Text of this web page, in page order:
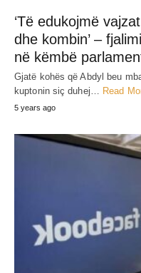
‘Të edukojmë
dhe kombin’ –
në këmbë
Gjatë kohës që Abdyl beu
kuptonin siç duhej… Read
5 years ago